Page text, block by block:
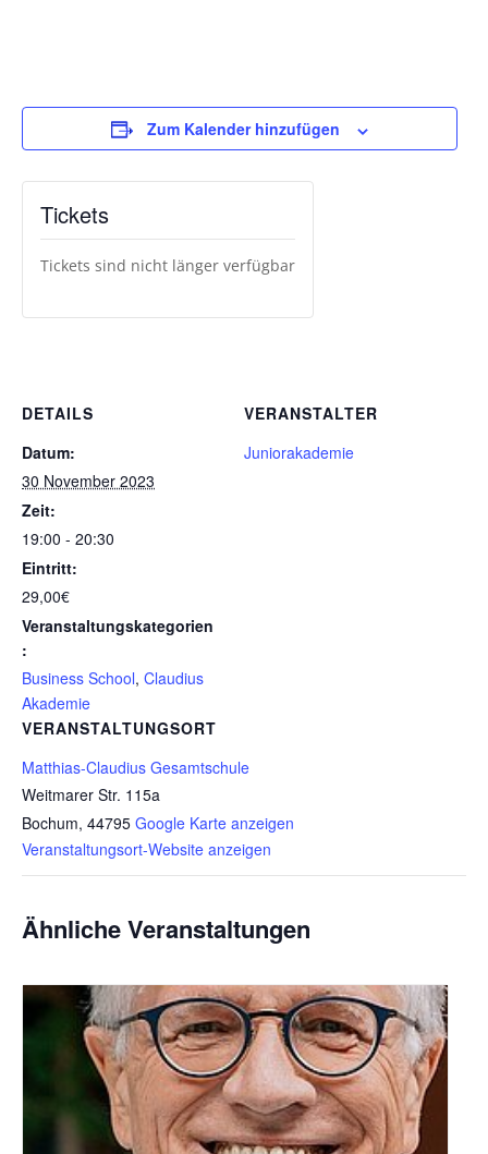
Zum Kalender hinzufügen
DETAILS
Datum:
30 November 2023
Zeit:
19:00 - 20:30
Eintritt:
29,00€
Veranstaltungskategorien
:
Business School, Claudius
Akademie
VERANSTALTUNGSORT
Matthias-Claudius Gesamtschule
Weitmarer Str. 115a
Bochum, 44795 Google Karte anzeigen
Veranstaltungsort-Website anzeigen
VERANSTALTER
Juniorakademie
Tickets
Tickets sind nicht länger verfügbar
Ähnliche Veranstaltungen